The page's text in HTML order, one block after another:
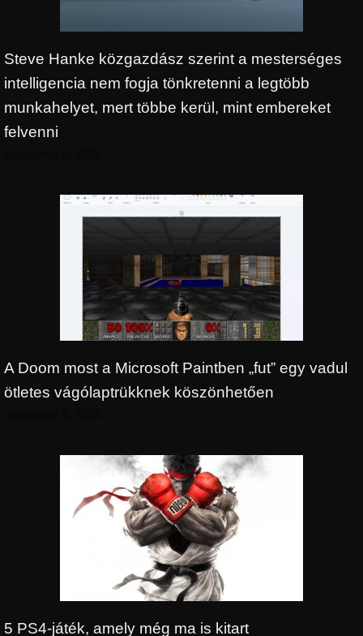
Steve Hanke közgazdász szerint a mesterséges
intelligencia nem fogja tönkretenni a legtöbb
munkahelyet, mert többe kerül, mint embereket
felvenni
A Doom most a Microsoft Paintben „fut” egy vadul
ötletes vágólaptrükknek köszönhetően
5 PS4-játék, amely még ma is kitart